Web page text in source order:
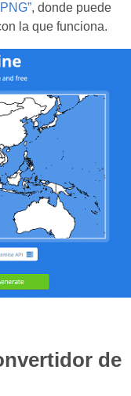
, donde puede
la que funciona.
de